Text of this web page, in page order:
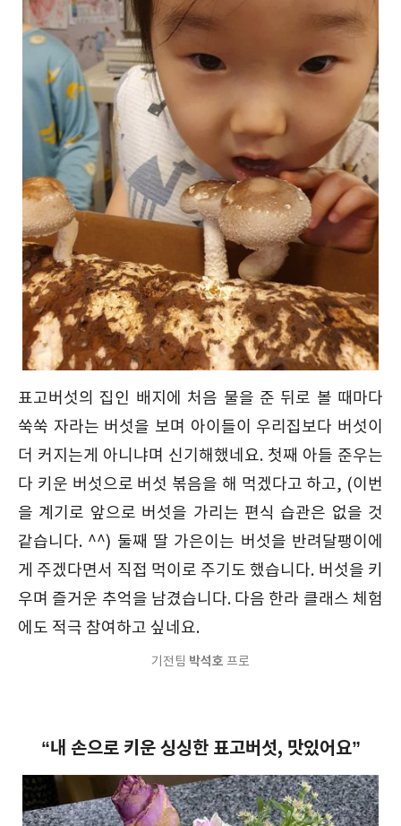
표고버섯의 집인 배지에 처음 물을 준 뒤로 볼 때마다
쑥쑥 자라는 버섯을 보며 아이들이 우리집보다 버섯이
더 커지는게 아니냐며 신기해했네요. 첫째 아들 준우는
다 키운 버섯으로 버섯 볶음을 해 먹겠다고 하고, (이번
을 계기로 앞으로 버섯을 가리는 편식 습관은 없을 것
같습니다. ^^) 둘째 딸 가은이는 버섯을 반려달팽이에
게 주겠다면서 직접 먹이로 주기도 했습니다. 버섯을 키
우며 즐거운 추억을 남겼습니다. 다음 한라 클래스 체험
에도 적극 참여하고 싶네요.
기전팀 박석호 프로
“내 손으로 키운 싱싱한 표고버섯, 맛있어요”